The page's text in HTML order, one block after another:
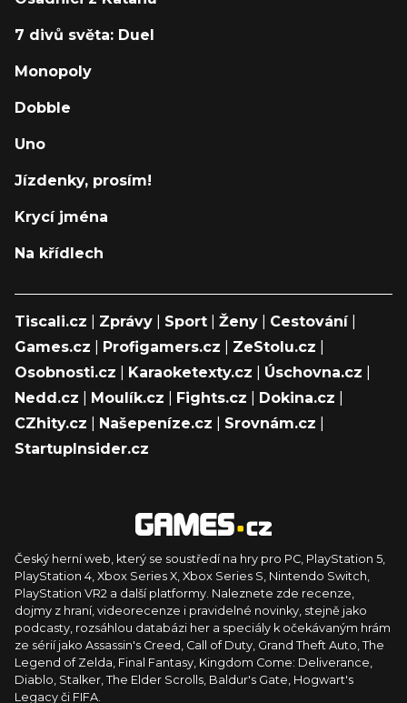
7 divů světa: Duel
Monopoly
Dobble
Uno
Jízdenky, prosím!
Krycí jména
Na křídlech
Tiscali.cz Zprávy Sport Ženy Cestování|
Games.cz
Profigamers.cz ZeStolu.cz
Osobnosti.cz
Karaoketexty.cz Úschovna.cz
Nedd.cz
Moulík.cz Fights.cz Dokina.cz
CZhity.cz
Našepeníze.cz Srovnám.cz
StartupInsider.cz
Český herní web, který se soustředí na hry pro PC, PlayStation 5,
PlayStation 4, Xbox Series X, Xbox Series S, Nintendo Switch,
PlayStation VR2 a další platformy. Naleznete zde recenze,
dojmy z hraní, videorecenze i pravidelné novinky, stejně jako
podcasty, rozsáhlou databázi her a speciály k očekávaným hrám
ze sérií jako Assassin's Creed, Call of Duty, Grand Theft Auto, The
Legend of Zelda, Final Fantasy, Kingdom Come: Deliverance,
Diablo, Stalker, The Elder Scrolls, Baldur's Gate, Hogwart's
Legacy či FIFA.